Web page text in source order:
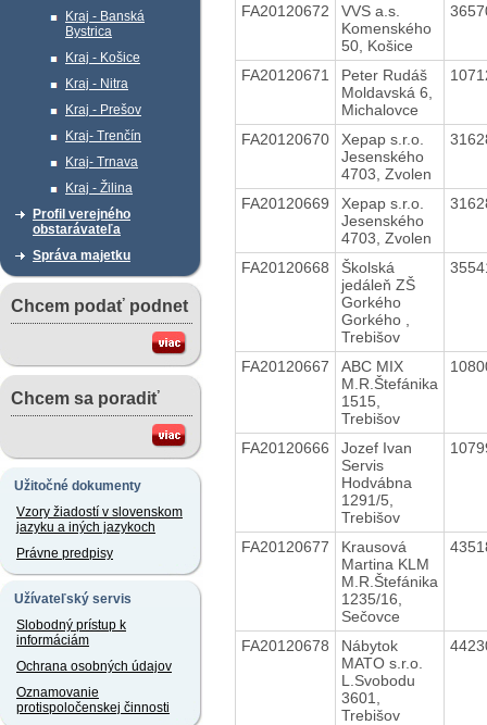
Kraj - Banská
Bystrica
Kraj - Košice
Kraj - Nitra
Kraj - Prešov
Kraj- Trenčín
Kraj- Trnava
Kraj - Žilina
Profil verejného
obstarávateľa
Správa majetku
Chcem podať podnet
Chcem sa poradiť
Užitočné dokumenty
Vzory žiadostí v slovenskom
jazyku a iných jazykoch
Právne predpisy
Užívateľský servis
Slobodný prístup k
informáciám
Ochrana osobných údajov
Oznamovanie
protispoločenskej činnosti
FA20120672
VVS a.s.
Komenského
50, Košice
FA20120671
Peter Rudáš
Moldavská 6,
Michalovce
FA20120670
Xepap s.r.o.
Jesenského
4703, Zvolen
FA20120669
Xepap s.r.o.
Jesenského
4703, Zvolen
FA20120668
Školská
jedáleň ZŠ
Gorkého
Gorkého ,
Trebišov
FA20120667
ABC MIX
M.R.Štefánika
1515,
Trebišov
FA20120666
Jozef Ivan
Servis
Hodvábna
1291/5,
Trebišov
FA20120677
Krausová
Martina KLM
M.R.Štefánika
1235/16,
Sečovce
FA20120678
Nábytok
MATO s.r.o.
L.Svobodu
3601,
Trebišov